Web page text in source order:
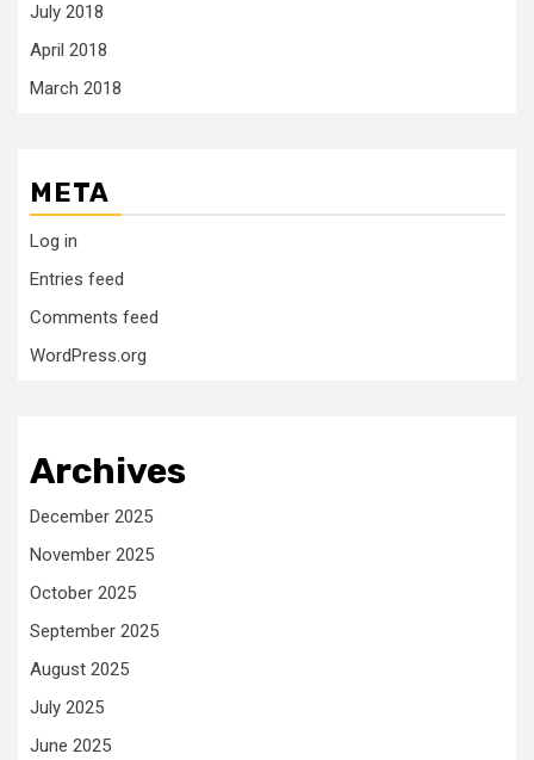
July 2018
April 2018
March 2018
META
Log in
Entries feed
Comments feed
WordPress.org
Archives
December 2025
November 2025
October 2025
September 2025
August 2025
July 2025
June 2025